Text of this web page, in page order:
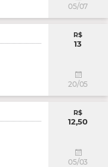
05/07
R$
13
20/05
R$
12,50
05/03